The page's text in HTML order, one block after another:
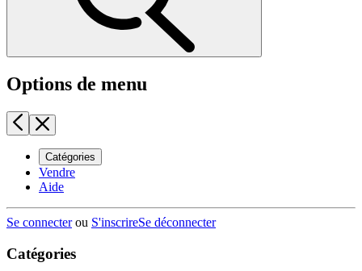
Options de menu
Catégories
Vendre
Aide
Se connecterou S'inscrireSe déconnecter
Catégories